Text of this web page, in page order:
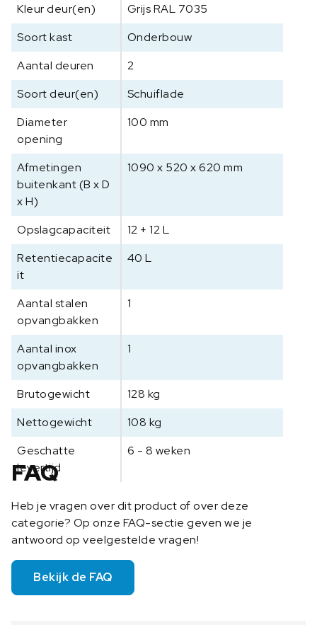
a
a
n
t
a
l
Kleur deur(en)
Grijs RAL 7035
Soort kast
Onderbouw
Aantal deuren
2
Soort deur(en)
Schuiflade
Diameter
opening
100 mm
Afmetingen
buitenkant (B x D
x H)
1090 x 520 x 620 mm
Opslagcapaciteit
12 + 12 L
Retentiecapacite
it
40 L
Aantal stalen
opvangbakken
1
Aantal inox
opvangbakken
1
Brutogewicht
128 kg
Nettogewicht
108 kg
Geschatte
levertijd
6 - 8 weken
FAQ
Heb je vragen over dit product of over deze
categorie? Op onze FAQ-sectie geven we je
antwoord op veelgestelde vragen!
Bekijk de FAQ